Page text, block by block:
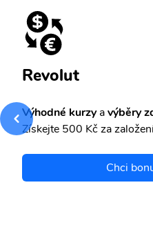
Revolut
Výhodné kurzyavýběry
Získejte 500 Kč za
Chci